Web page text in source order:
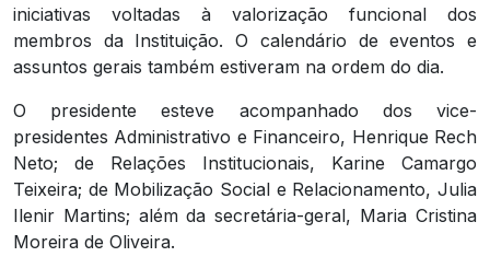
iniciativas voltadas à valorização funcional dos
membros da Instituição. O calendário de eventos e
assuntos gerais também estiveram na ordem do dia.
O presidente esteve acompanhado dos vice-
presidentes Administrativo e Financeiro, Henrique Rech
Neto; de Relações Institucionais, Karine Camargo
Teixeira; de Mobilização Social e Relacionamento, Julia
Ilenir Martins; além da secretária-geral, Maria Cristina
Moreira de Oliveira.